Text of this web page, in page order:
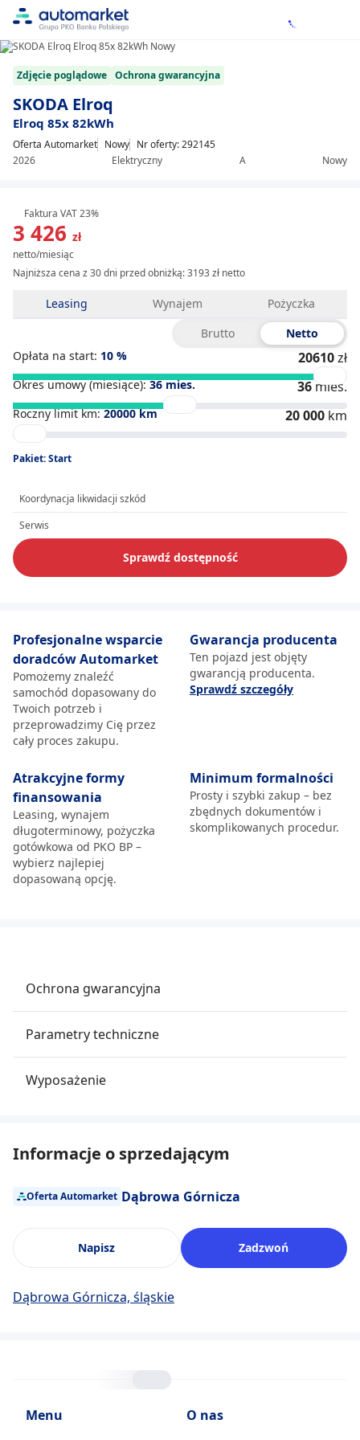
Zdjęcie poglądowe Ochrona gwarancyjna
SKODA Elroq
Elroq 85x 82kWh
Oferta Automarket Nowy
2026
Elektryczny A Nowy
Nr oferty: 292145
3 426 zł
netto/miesiąc
Najniższa cena z 30 dni przed obniżką:3193 zł netto
Faktura VAT 23%
Leasing Wynajem
Pożyczka
Brutto
Netto
Opłata na start: 10 % 20610zł
Okres umowy (miesiące):36mies. 36 mies.
Roczny limit km:20000km 20 000 km
Pakiet: Start
Koordynacja likwidacji szkód
Serwis
Sprawdź dostępność
Profesjonalne wsparcie
doradców Automarket
Pomożemy znaleźć
samochód dopasowany do
Twoich potrzeb i
przeprowadzimy Cię przez
cały proces zakupu.
Gwarancja producenta
Ten pojazd jest objęty
gwarancją producenta.
Sprawdź szczegóły
Atrakcyjne formy
finansowania
Leasing, wynajem
długoterminowy, pożyczka
gotówkowa od PKO BP –
wybierz najlepiej
dopasowaną opcję.
Minimum formalności
Prosty i szybki zakup – bez
zbędnych dokumentów i
skomplikowanych procedur.
Ochrona gwarancyjna
Parametry techniczne
Wyposażenie
Informacje o sprzedającym
Oferta Automarket Dąbrowa Górnicza
Napisz Zadzwoń
Dąbrowa Górnicza, śląskie
Menu O nas